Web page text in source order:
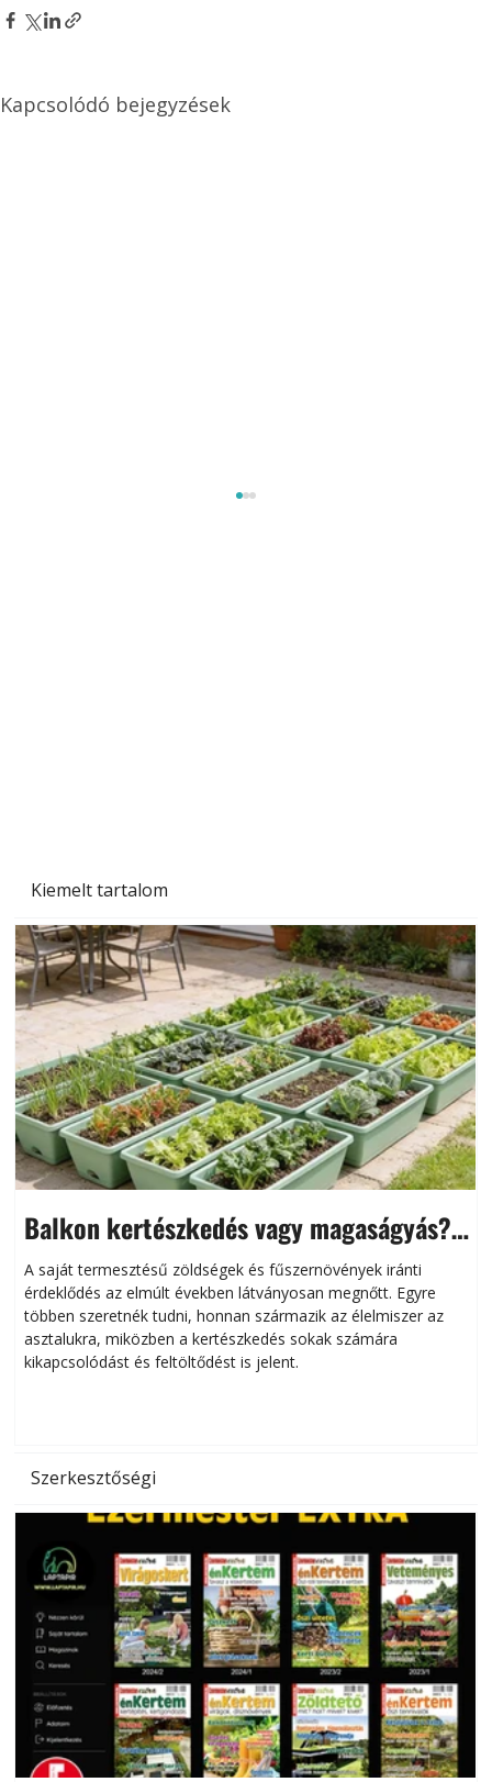
Kiemelt tartalom
Balkon kertészkedés vagy magaságyás?
Helytakarékos kertészkedés
A saját termesztésű zöldségek és fűszernövények iránti
érdeklődés az elmúlt években látványosan megnőtt. Egyre
többen szeretnék tudni, honnan származik az élelmiszer az
asztalukra, miközben a kertészkedés sokak számára
kikapcsolódást és feltöltődést is jelent.
Szerkesztőségi
Kapcsolódó bejegyzések